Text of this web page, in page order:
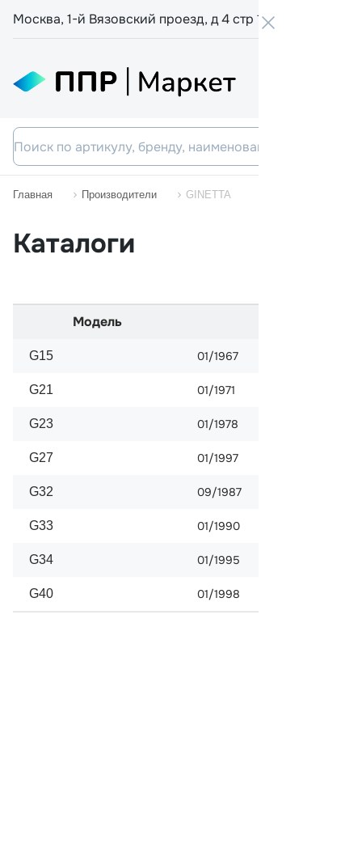
Москва, 1-й Вязовский проезд, д 4 стр 19
Главная Производители GINETTA
Каталоги
Модель
G15 01/1967
G21 01/1971
G23 01/1978
G27 01/1997
G32 09/1987
G33 01/1990
G34 01/1995
G40 01/1998